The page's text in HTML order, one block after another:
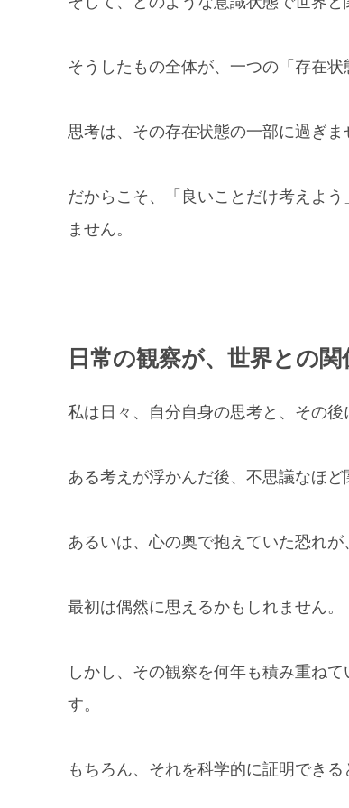
そうしたもの全体が、一つの「存在
思考は、その存在状態の一部に過ぎま
だからこそ、「良いことだけ考えよ
ません。
日常の観察が、世界との
私は日々、自分自身の思考と、その後
ある考えが浮かんだ後、不思議なほ
あるいは、心の奥で抱えていた恐れ
最初は偶然に思えるかもしれません。
しかし、その観察を何年も積み重ね
す。
もちろん、それを科学的に証明できる